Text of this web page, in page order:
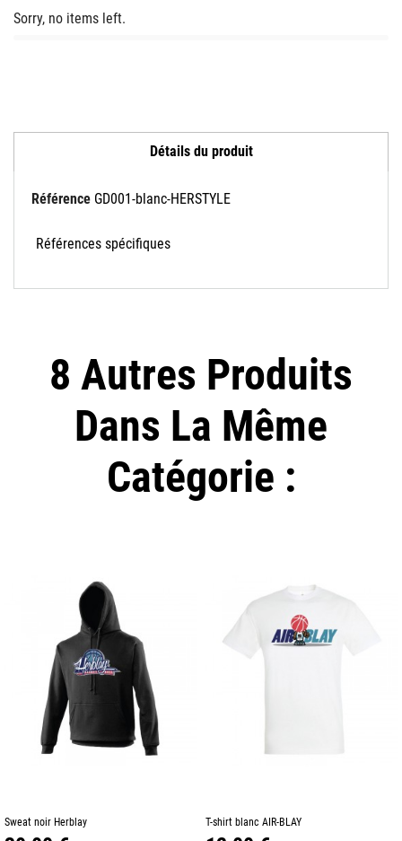
Sorry, no items left.
Détails du produit
Référence GD001-blanc-HERSTYLE
Références spécifiques
8 Autres Produits
Dans La Même
Catégorie :
Sweat noir Herblay T-shirt blanc AIR-BLAY